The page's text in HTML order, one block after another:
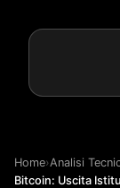
Home›Analisi
Bitcoin: Uscita